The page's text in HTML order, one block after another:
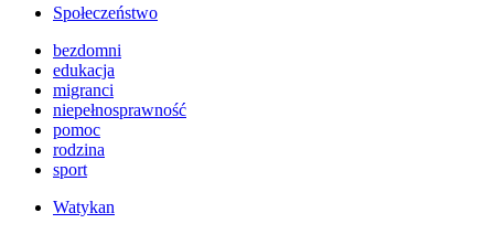
Społeczeństwo
bezdomni
edukacja
migranci
niepełnosprawność
pomoc
rodzina
sport
Watykan